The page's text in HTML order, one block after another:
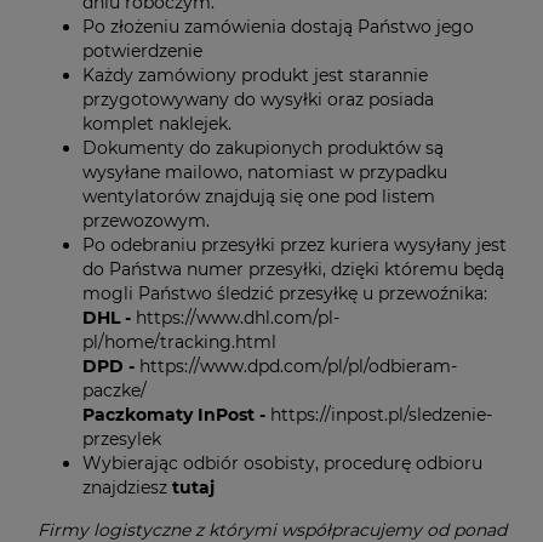
Po złożeniu zamówienia dostają Państwo jego
potwierdzenie
Każdy zamówiony produkt jest starannie
przygotowywany do wysyłki oraz posiada
komplet naklejek.
Dokumenty do zakupionych produktów są
wysyłane mailowo, natomiast w przypadku
wentylatorów znajdują się one pod listem
przewozowym.
Po odebraniu przesyłki przez kuriera wysyłany jest
do Państwa numer przesyłki, dzięki któremu będą
mogli Państwo śledzić przesyłkę u przewoźnika:
DHL - https://www.dhl.com/pl-
pl/home/tracking.html
DPD - https://www.dpd.com/pl/pl/odbieram-
paczke/
Paczkomaty InPost - https://inpost.pl/sledzenie-
przesylek
Wybierając odbiór osobisty, procedurę odbioru
znajdziesz tutaj
Firmy logistyczne z którymi współpracujemy od ponad